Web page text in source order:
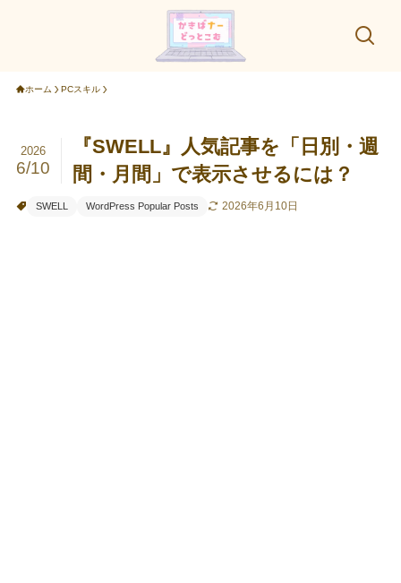
ホーム PCスキル
『SWELL』人気記事を「日別・週
間・月間」で表示させるには？
2026
6/10
SWELL WordPress Popular Posts 2026年6月10日